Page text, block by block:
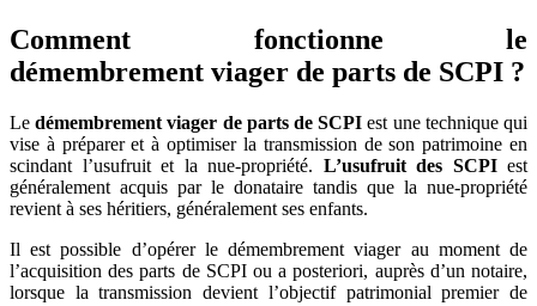
Comment fonctionne le
démembrement viager de parts de SCPI ?
Ledémembrement viager de parts de SCPI est une technique qui
vise à préparer et à optimiser la transmission de son patrimoine en
scindant l’usufruit et la nue-propriété. L’usufruit des SCPIest
généralement acquis par le donataire tandis que la nue-propriété
revient à ses héritiers, généralement ses enfants.
Il est possible d’opérer le démembrement viager au moment de
l’acquisition des parts de SCPI ou a posteriori, auprès d’un notaire,
lorsque la transmission devient l’objectif patrimonial premier de